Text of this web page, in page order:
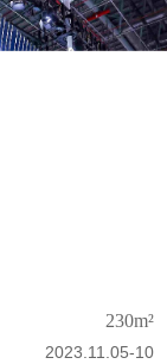
230m²
2023.11.05-10